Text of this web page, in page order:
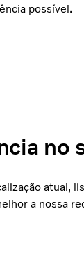
possível.
no
atual,
a nossa